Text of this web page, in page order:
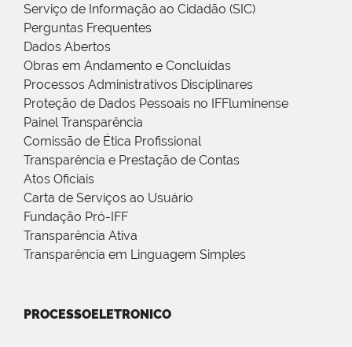
Serviço de Informação ao Cidadão (SIC)
Perguntas Frequentes
Dados Abertos
Obras em Andamento e Concluídas
Processos Administrativos Disciplinares
Proteção de Dados Pessoais no IFFluminense
Painel Transparência
Comissão de Ética Profissional
Transparência e Prestação de Contas
Atos Oficiais
Carta de Serviços ao Usuário
Fundação Pró-IFF
Transparência Ativa
Transparência em Linguagem Simples
PROCESSOELETRONICO